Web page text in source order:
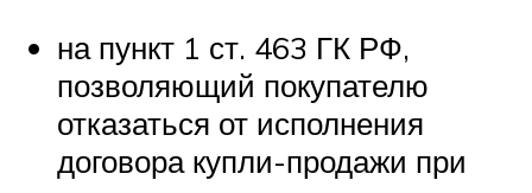
на пункт 1 ст. 463 ГК РФ,
позволяющий покупателю
отказаться от исполнения
договора купли-продажи при